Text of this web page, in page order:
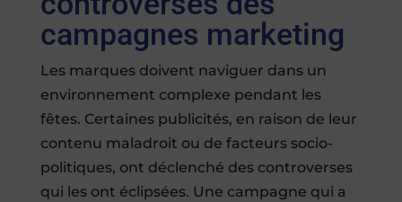
campagnes marketing
Les marques doivent naviguer dans un
environnement complexe pendant les
fêtes. Certaines publicités, en raison de leur
contenu maladroit ou de facteurs socio-
politiques, ont déclenché des controverses
qui les ont éclipsées. Une campagne qui a